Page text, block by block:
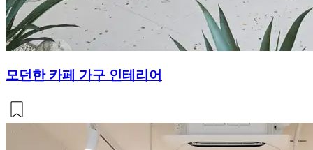
모던한 카페 가구 인테리어